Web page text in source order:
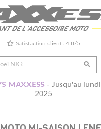
Satisfaction client : 4.8/5
MAXXESS - Jusqu'au
2025